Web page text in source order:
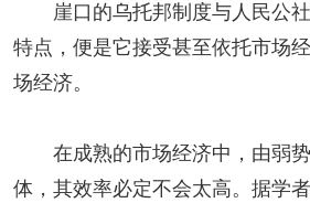
崖口的乌托邦制度与人民公社
特点，便是它接受甚至依托市场
场经济。
在成熟的市场经济中，由弱势
体，其效率必定不会太高。据学